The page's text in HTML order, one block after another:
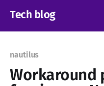
Tech blog
nautilus
Workaround